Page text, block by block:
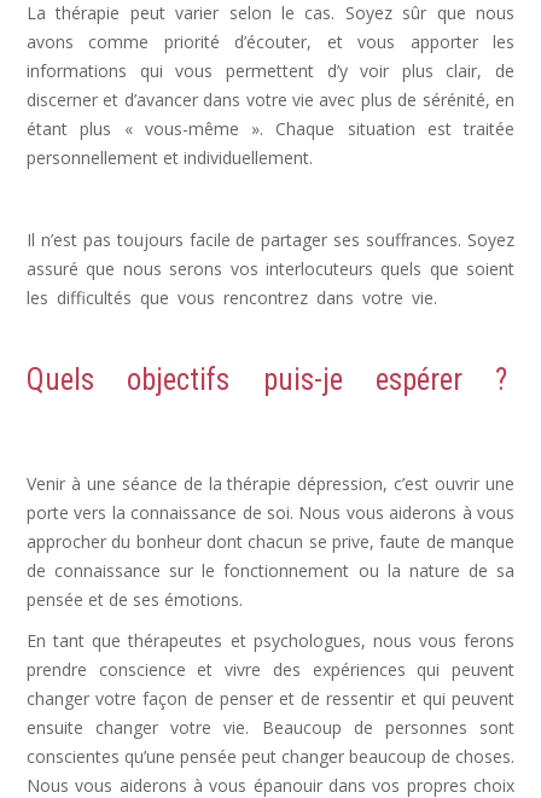
La thérapie peut varier selon le cas. Soyez sûr que nous
avons comme priorité d’écouter, et vous apporter les
informations qui vous permettent d’y voir plus clair, de
discerner et d’avancer dans votre vie avec plus de sérénité, en
étant plus « vous-même ». Chaque situation est traitée
personnellement et individuellement.
Il n’est pas toujours facile de partager ses souffrances. Soyez
assuré que nous serons vos interlocuteurs quels que soient
les difficultés que vous rencontrez dans votre vie.
Quels objectifs puis-je espérer ?
Venir à une séance de la thérapie dépression, c’est ouvrir une
porte vers la connaissance de soi. Nous vous aiderons à vous
approcher du bonheur dont chacun se prive, faute de manque
de connaissance sur le fonctionnement ou la nature de sa
pensée et de ses émotions.
En tant que thérapeutes et psychologues, nous vous ferons
prendre conscience et vivre des expériences qui peuvent
changer votre façon de penser et de ressentir et qui peuvent
ensuite changer votre vie. Beaucoup de personnes sont
conscientes qu’une pensée peut changer beaucoup de choses.
Nous vous aiderons à vous épanouir dans vos propres choix